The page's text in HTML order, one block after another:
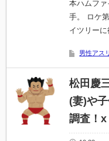
本ハムフ
手。 ロケ
イツリー
男性アス
松田慶
(妻)や
調査！x